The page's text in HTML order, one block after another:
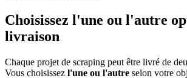
Choisissez l'une ou l'autre
livraison
Chaque projet de scraping peut être livré de
Vous choisissez l'une ou l'autre selon votre